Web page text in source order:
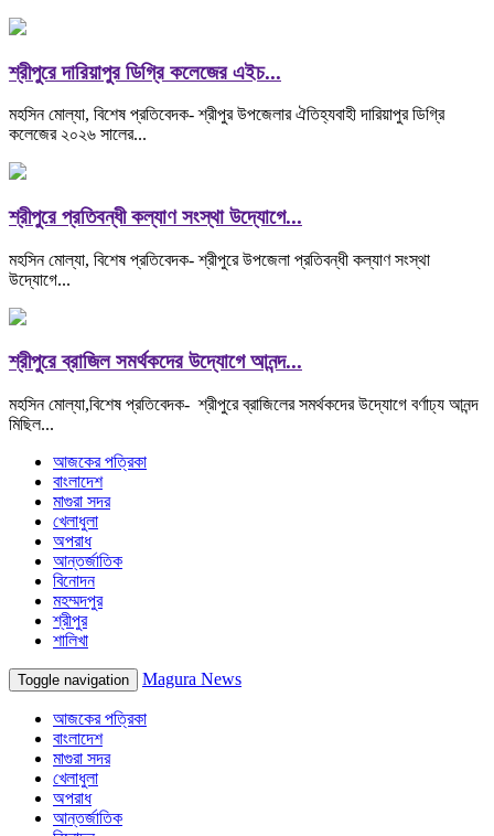
শ্রীপুরে দারিয়াপুর ডিগ্রি কলেজের এইচ...
মহসিন মোল্যা, বিশেষ প্রতিবেদক- শ্রীপুর উপজেলার ঐতিহ্যবাহী দারিয়াপুর ডিগ্রি
কলেজের ২০২৬ সালের...
শ্রীপুরে প্রতিবন্ধী কল্যাণ সংস্থা উদ্যোগে...
মহসিন মোল্যা, বিশেষ প্রতিবেদক- শ্রীপুরে উপজেলা প্রতিবন্ধী কল্যাণ সংস্থা
উদ্যোগে...
শ্রীপুরে ব্রাজিল সমর্থকদের উদ্যোগে আনন্দ...
মহসিন মোল্যা,বিশেষ প্রতিবেদক- শ্রীপুরে ব্রাজিলের সমর্থকদের উদ্যোগে বর্ণাঢ্য আনন্দ
মিছিল...
আজকের পত্রিকা
বাংলাদেশ
মাগুরা সদর
খেলাধুলা
অপরাধ
আন্তর্জাতিক
বিনোদন
মহম্মদপুর
শ্রীপুর
শালিখা
Toggle navigation Magura News
আজকের পত্রিকা
বাংলাদেশ
মাগুরা সদর
খেলাধুলা
অপরাধ
আন্তর্জাতিক